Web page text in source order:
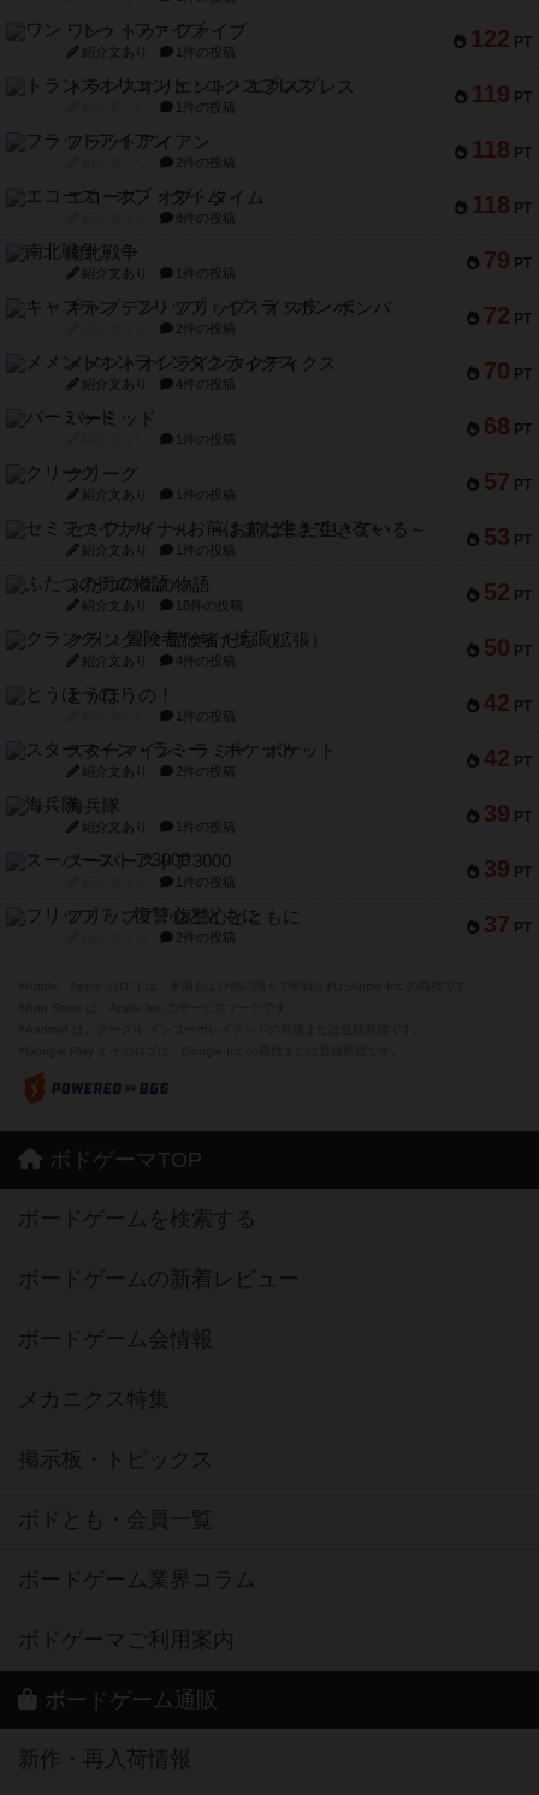
122 PT
ワン・トゥ・ファイブ
紹介文あり 1件の投稿
119 PT
トランスオリエント・エクスプレス
1件の投稿
118 PT
フラットアイアン
2件の投稿
118 PT
エコーズ・オブ・タイム
8件の投稿
79 PT
南北戦争
紹介文あり 1件の投稿
72 PT
キャプテン・フリップ：イスラ・ボンバ
2件の投稿
70 PT
メメントオンラインタクティクス
紹介文あり 4件の投稿
68 PT
パーミッド
1件の投稿
57 PT
クリーグ
紹介文あり 1件の投稿
53 PT
セミファイナル ～お前はまだ生きている～
紹介文あり 1件の投稿
52 PT
ふたつの街の物語
紹介文あり 18件の投稿
50 PT
クランク! ：冒険者たち（拡張）
紹介文あり 4件の投稿
42 PT
とうほうの！
1件の投稿
42 PT
スターマイン・ラミー ポケット
紹介文あり 2件の投稿
39 PT
海兵隊
紹介文あり 1件の投稿
39 PT
スーパーストア3000
1件の投稿
37 PT
フリップ７：復讐心とともに
2件の投稿
ボドゲーマTOP
ボードゲームを検索する
ボードゲームの新着レビュー
ボードゲーム会情報
メカニクス特集
掲示板・トピックス
ボドとも・会員一覧
ボードゲーム業界コラム
ボドゲーマご利用案内
ボードゲーム通販
新作・再入荷情報